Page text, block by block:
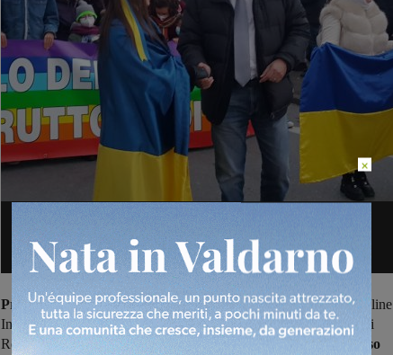
Presenti i sindaci, con la fascia tricolore ed il gonfalone,di Figline
Incisa, Giulia Mugnai, di Castelfranco Piandiscò, Enzo Cacioli, di
Reggello, Piero Giunti, e di Rignano, Daniele Lorenzini. Ha preso
×